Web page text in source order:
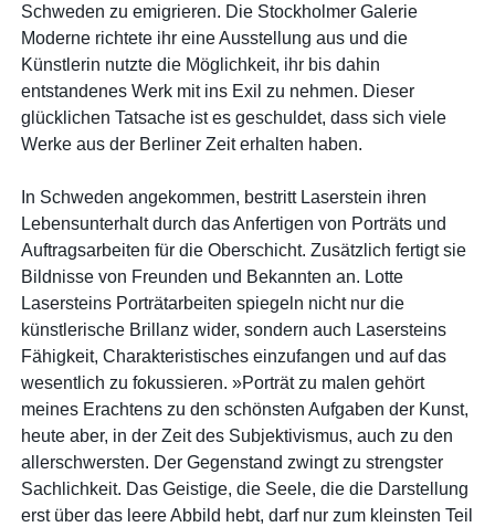
Schweden zu emigrieren. Die Stockholmer Galerie
Moderne richtete ihr eine Ausstellung aus und die
Künstlerin nutzte die Möglichkeit, ihr bis dahin
entstandenes Werk mit ins Exil zu nehmen. Dieser
glücklichen Tatsache ist es geschuldet, dass sich viele
Werke aus der Berliner Zeit erhalten haben.
In Schweden angekommen, bestritt Laserstein ihren
Lebensunterhalt durch das Anfertigen von Porträts und
Auftragsarbeiten für die Oberschicht. Zusätzlich fertigt sie
Bildnisse von Freunden und Bekannten an. Lotte
Lasersteins Porträtarbeiten spiegeln nicht nur die
künstlerische Brillanz wider, sondern auch Lasersteins
Fähigkeit, Charakteristisches einzufangen und auf das
wesentlich zu fokussieren. »Porträt zu malen gehört
meines Erachtens zu den schönsten Aufgaben der Kunst,
heute aber, in der Zeit des Subjektivismus, auch zu den
allerschwersten. Der Gegenstand zwingt zu strengster
Sachlichkeit. Das Geistige, die Seele, die die Darstellung
erst über das leere Abbild hebt, darf nur zum kleinsten Teil